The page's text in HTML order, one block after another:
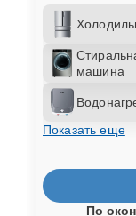
машина
Показать еще
По